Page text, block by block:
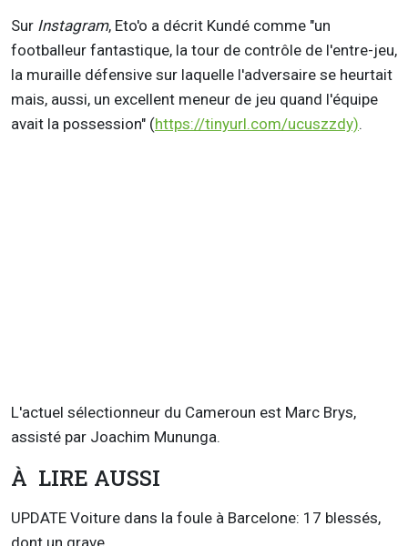
Sur Instagram, Eto'o a décrit Kundé comme "un
footballeur fantastique, la tour de contrôle de l'entre-jeu,
la muraille défensive sur laquelle l'adversaire se heurtait
mais, aussi, un excellent meneur de jeu quand l'équipe
avait la possession" (https://tinyurl.com/ucuszzdy).
L'actuel sélectionneur du Cameroun est Marc Brys,
assisté par Joachim Mununga.
À LIRE AUSSI
UPDATE Voiture dans la foule à Barcelone: 17 blessés,
dont un grave